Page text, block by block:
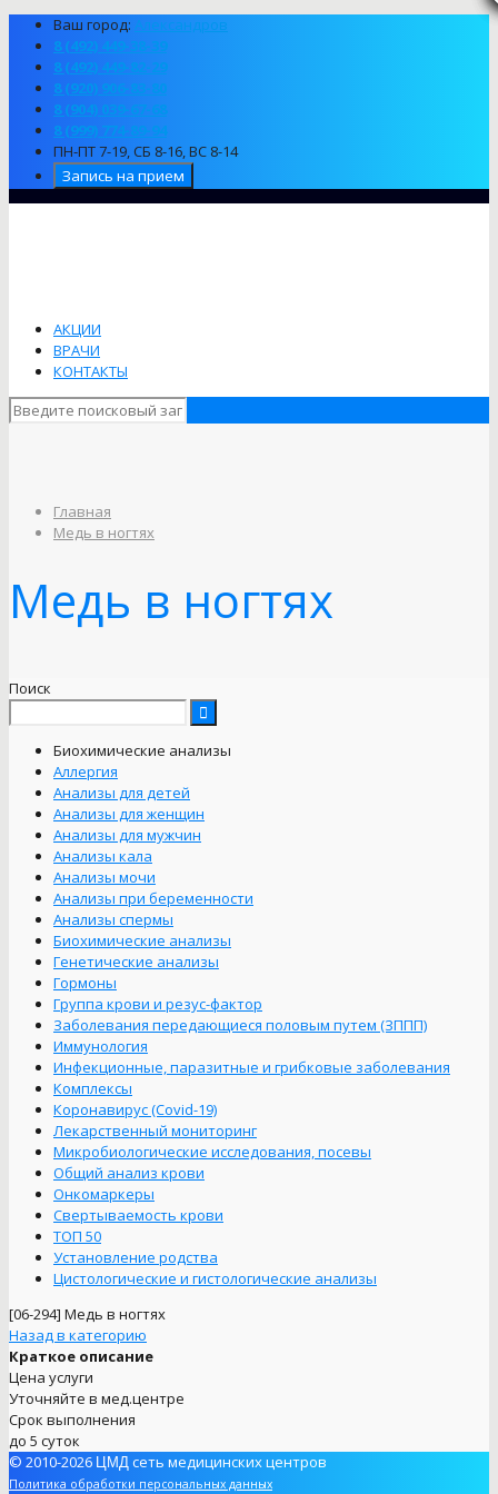
Ваш город: Александров
8 (492) 449-38-39
8 (492) 449-82-29
8 (920) 906-83-80
8 (904) 039-67-68
8 (999) 774-89-94
ПН-ПТ 7-19, СБ 8-16, ВС 8-14
Запись на прием
АКЦИИ
ВРАЧИ
КОНТАКТЫ
Главная
Медь в ногтях
Медь в ногтях
Поиск
Биохимические анализы
Аллергия
Анализы для детей
Анализы для женщин
Анализы для мужчин
Анализы кала
Анализы мочи
Анализы при беременности
Анализы спермы
Биохимические анализы
Генетические анализы
Гормоны
Группа крови и резус-фактор
Заболевания передающиеся половым путем (ЗППП)
Иммунология
Инфекционные, паразитные и грибковые заболевания
Комплексы
Коронавирус (Covid-19)
Лекарственный мониторинг
Микробиологические исследования, посевы
Общий анализ крови
Онкомаркеры
Свертываемость крови
ТОП 50
Установление родства
Цистологические и гистологические анализы
[06-294] Медь в ногтях
Назад в категорию
Краткое описание
Цена услуги
Уточняйте в мед.центре
Срок выполнения
до 5 суток
© 2010-2026 ЦМД сеть медицинских центров
Политика обработки персональных данных